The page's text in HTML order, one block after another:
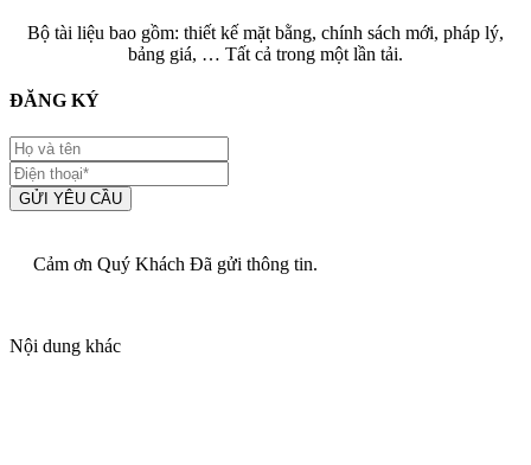
Bộ tài liệu bao gồm: thiết kế mặt bằng, chính sách mới, pháp lý,
bảng giá, … Tất cả trong một lần tải.
ĐĂNG KÝ
GỬI YÊU CẦU
Cảm ơn Quý Khách Đã gửi thông tin.
Nội dung khác